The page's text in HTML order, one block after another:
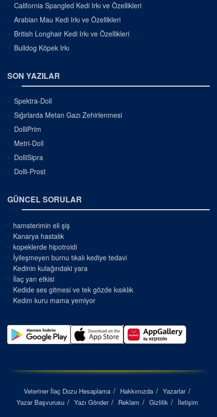
California Spangled Kedi Irkı ve Özellikleri
Arabian Mau Kedi Irkı ve Özellikleri
British Longhair Kedi Irkı ve Özellikleri
Bulldog Köpek Irkı
SON YAZILAR
Spektra-Doll
Sığırlarda Metan Gazı Zehirlenmesi
DolliPrim
Metri-Doll
DolliSipra
Dolli-Prost
GÜNCEL SORULAR
hamsterimin eli şiş
Kanarya hastalık
kopeklerde hipotroidi
İyileşmeyen burnu tıkalı kediye tedavi
Kedinin kulağındaki yara
İlaç yan etkisi
Kedide ses gitmesi ve tek gözde kısıklık
Kedim kuru mama yemiyor
Veteriner İlaç Dozu Hesaplama Hakkımızda
Yazarlar
Yazar Başvurusu
Yazı Gönder Reklam Gizlilik İletişim